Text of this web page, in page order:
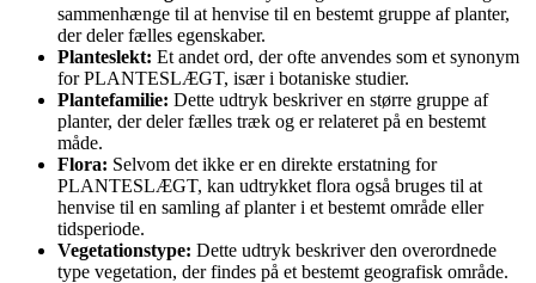
sammenhænge til at henvise til en bestemt gruppe af planter,
der deler fælles egenskaber.
Planteslekt: Et andet ord, der ofte anvendes som et synonym
for PLANTESLÆGT, især i botaniske studier.
Plantefamilie: Dette udtryk beskriver en større gruppe af
planter, der deler fælles træk og er relateret på en bestemt
måde.
Flora: Selvom det ikke er en direkte erstatning for
PLANTESLÆGT, kan udtrykket flora også bruges til at
henvise til en samling af planter i et bestemt område eller
tidsperiode.
Vegetationstype: Dette udtryk beskriver den overordnede
type vegetation, der findes på et bestemt geografisk område.